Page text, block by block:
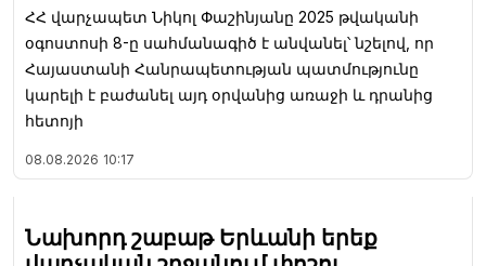
ՀՀ վարչապետ Նիկոլ Փաշինյանը 2025 թվականի
օգոստոսի 8-ը սահմանագիծ է անվանել՝ նշելով, որ
Հայաստանի Հանրապետության պատմությունը
կարելի է բաժանել այդ օրվանից առաջի և դրանից
հետոյի
08.08.2026 10:17
Նախորդ շաբաթ Երևանի երեք